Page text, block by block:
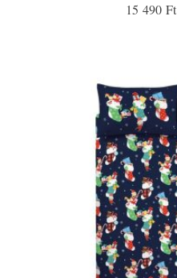
15 490 Ft